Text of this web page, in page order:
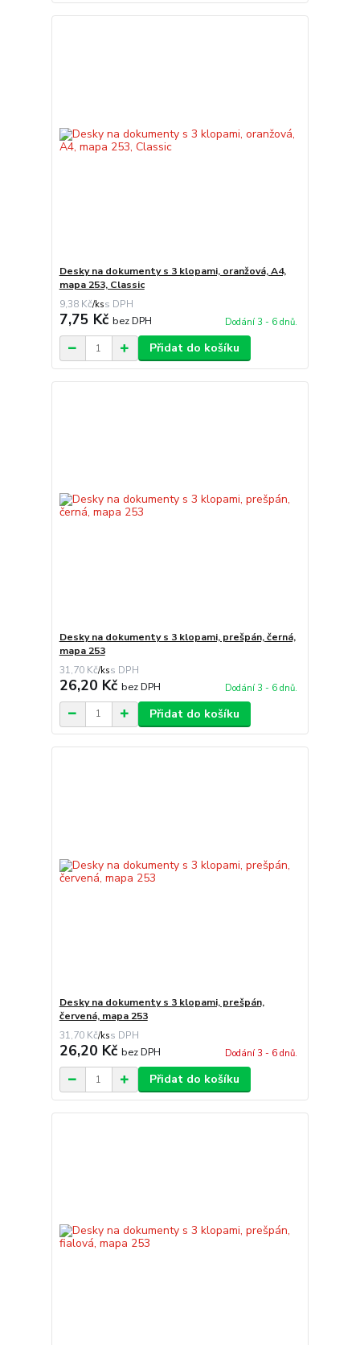
Desky na dokumenty s 3 klopami, oranžová, A4,
mapa 253, Classic
9,38 Kč/ks
7,75 Kč bez DPH Dodání 3 - 6 dnů.
Přidat do košíku
Desky na dokumenty s 3 klopami, prešpán, černá,
mapa 253
31,70 Kč/ks
26,20 Kč bez DPH Dodání 3 - 6 dnů.
Přidat do košíku
Desky na dokumenty s 3 klopami, prešpán,
červená, mapa 253
31,70 Kč/ks
26,20 Kč bez DPH Dodání 3 - 6 dnů.
Přidat do košíku